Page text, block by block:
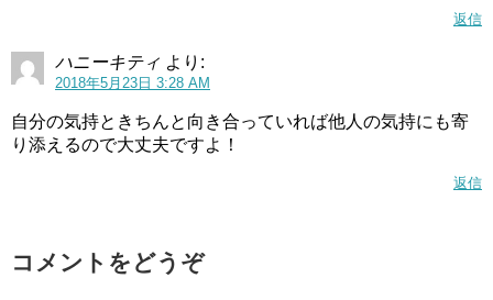
返信
ハニーキティ より:
2018年5月23日 3:28 AM
自分の気持ときちんと向き合っていれば他人の気持にも寄
り添えるので大丈夫ですよ！
返信
コメントをどうぞ